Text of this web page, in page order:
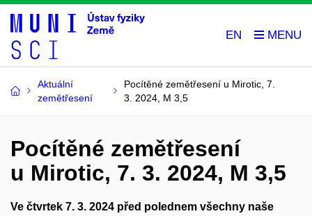
EN
Aktuální
zemětřesení
Pocítěné zemětřesení u Mirotic, 7.
3. 2024, M 3,5
Pocítěné zemětřesení
u Mirotic, 7. 3. 2024, M 3,5
Ve čtvrtek 7. 3. 2024 před polednem všechny naše